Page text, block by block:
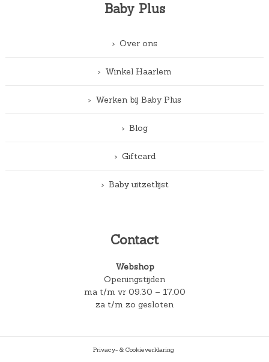
Baby Plus
Over ons
Winkel Haarlem
Werken bij Baby Plus
Blog
Giftcard
Baby uitzetlijst
Contact
Webshop
Openingstijden
ma t/m vr 09.30 – 17.00
za t/m zo gesloten
Privacy- & Cookieverklaring